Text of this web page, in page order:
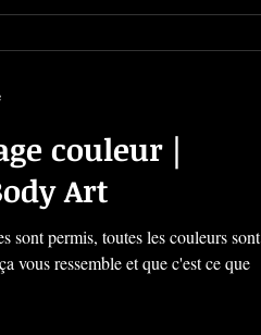
couleur |
Body Art
sont permis, toutes les couleurs sont
vous ressemble et que c'est ce que